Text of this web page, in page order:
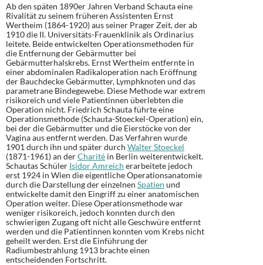
Ab den späten 1890er Jahren Verband Schauta eine
Rivalität zu seinem früheren Assistenten Ernst
Wertheim (1864-1920) aus seiner Prager Zeit, der ab
1910 die II. Universitäts-Frauenklinik als Ordinarius
leitete. Beide entwickelten Operationsmethoden für
die Entfernung der Gebärmutter bei
Gebärmutterhalskrebs. Ernst Wertheim entfernte in
einer abdominalen Radikaloperation nach Eröffnung
der Bauchdecke Gebärmutter, Lymphknoten und das
parametrane Bindegewebe. Diese Methode war extrem
risikoreich und viele Patientinnen überlebten die
Operation nicht. Friedrich Schauta führte eine
Operationsmethode (Schauta-Stoeckel-Operation) ein,
bei der die Gebärmutter und die Eierstöcke von der
Vagina aus entfernt werden. Das Verfahren wurde
1901 durch ihn und später durch Walter Stoeckel
(1871-1961) an derCharité in Berlin weiterentwickelt.
Schautas Schüler Isidor Amreich erarbeitete jedoch
erst 1924 in Wien die eigentliche Operationsanatomie
durch die Darstellung der einzelnen Spatien und
entwickelte damit den Eingriff zu einer anatomischen
Operation weiter. Diese Operationsmethode war
weniger risikoreich, jedoch konnten durch den
schwierigen Zugang oft nicht alle Geschwüre entfernt
werden und die Patientinnen konnten vom Krebs nicht
geheilt werden. Erst die Einführung der
Radiumbestrahlung 1913 brachte einen
entscheidenden Fortschritt.